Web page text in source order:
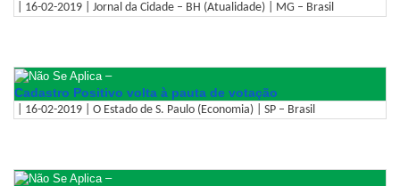
| 16-02-2019 | Jornal da Cidade – BH (Atualidade) | MG – Brasil
–
Cadastro Positivo volta à pauta de votação
| 16-02-2019 | O Estado de S. Paulo (Economia) | SP – Brasil
–